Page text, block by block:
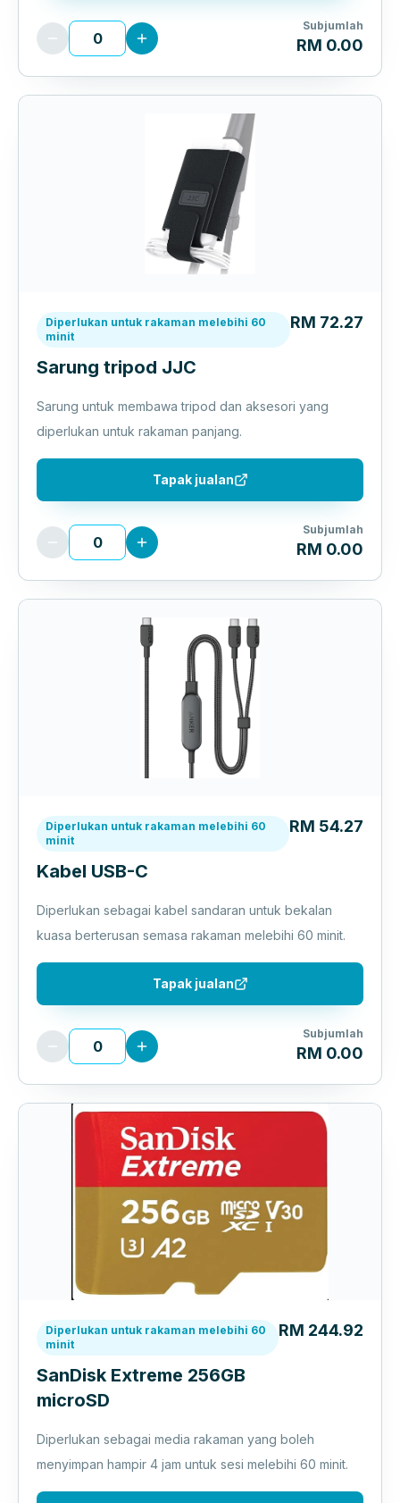
Subjumlah
RM 0.00
Diperlukan untuk rakaman melebihi 60
minit
Sarung tripod JJC
RM 72.27
Sarung untuk membawa tripod dan aksesori yang
diperlukan untuk rakaman panjang.
Tapak jualan
Subjumlah
RM 0.00
Diperlukan untuk rakaman melebihi 60
minit
Kabel USB-C
RM 54.27
Diperlukan sebagai kabel sandaran untuk bekalan
kuasa berterusan semasa rakaman melebihi 60 minit.
Tapak jualan
Subjumlah
RM 0.00
Diperlukan untuk rakaman melebihi 60
minit
SanDisk Extreme 256GB
microSD
RM 244.92
Diperlukan sebagai media rakaman yang boleh
menyimpan hampir 4 jam untuk sesi melebihi 60 minit.